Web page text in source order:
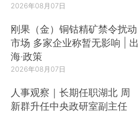
2026年08月07日
刚果（金）铜钴精矿禁令扰动
市场 多家企业称暂无影响 | 出
海·政策
2026年08月07日
人事观察｜长期任职湖北 周
新群升任中央政研室副主任